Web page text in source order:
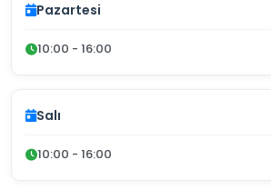
Pazartesi
10:00 - 16:00
Salı
10:00 - 16:00